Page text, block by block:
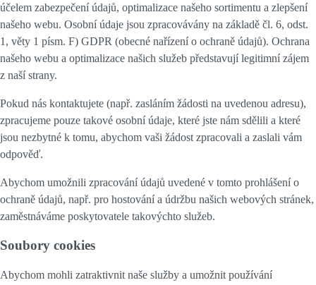
účelem zabezpečení údajů, optimalizace našeho sortimentu a zlepšení
našeho webu. Osobní údaje jsou zpracovávány na základě čl. 6, odst.
1, věty 1 písm. F) GDPR (obecné nařízení o ochraně údajů). Ochrana
našeho webu a optimalizace našich služeb představují legitimní zájem
z naší strany.
Pokud nás kontaktujete (např. zasláním žádosti na uvedenou adresu),
zpracujeme pouze takové osobní údaje, které jste nám sdělili a které
jsou nezbytné k tomu, abychom vaši žádost zpracovali a zaslali vám
odpověď.
Abychom umožnili zpracování údajů uvedené v tomto prohlášení o
ochraně údajů, např. pro hostování a údržbu našich webových stránek,
zaměstnáváme poskytovatele takovýchto služeb.
Soubory cookies
Abychom mohli zatraktivnit naše služby a umožnit používání